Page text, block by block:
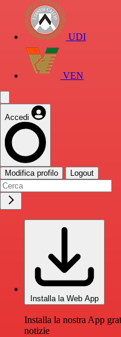
UDI
VEN
Accedi
Modifica profilo Logout
Installa la Web App
Installa la nostra App
notizie